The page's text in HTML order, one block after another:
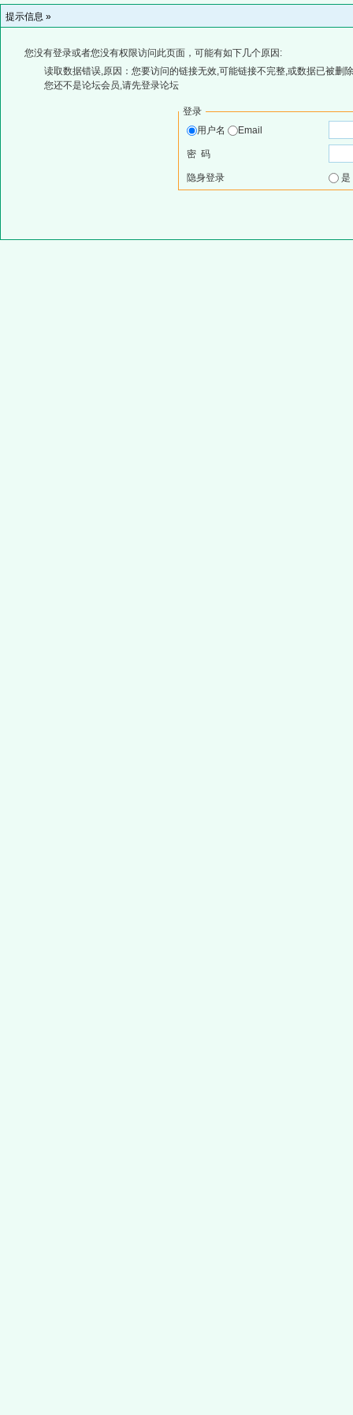
提示信息 »
您没有登录或者您没有权限访问此页面，可能有如下几个原因:
读取数据错误,原因：您要访问的链接无效,可能链接不完整,或数据已被删
您还不是论坛会员,请先登录论坛
登录
用户名
Email
密 码
隐身登录